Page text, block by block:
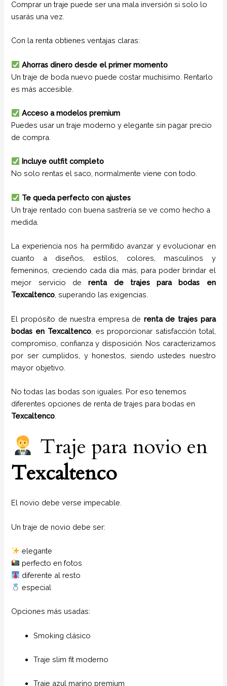
Comprar un traje puede ser una mala inversión si solo lo
usarás una vez.
Con la renta obtienes ventajas claras:
Ahorras dinero desde el primer momento
Un traje de boda nuevo puede costar muchísimo. Rentarlo
es más accesible.
Acceso a modelos premium
Puedes usar un traje moderno y elegante sin pagar precio
de compra.
Incluye outfit completo
No solo rentas el saco, normalmente viene con todo.
Te queda perfecto con ajustes
Un traje rentado con buena sastrería se ve como hecho a
medida.
La experiencia nos ha permitido avanzar y evolucionar en
cuanto a diseños, estilos, colores, masculinos y
femeninos, creciendo cada día más, para poder brindar el
mejor servicio derenta de trajes para bodas en
Texcaltenco , superando las exigencias.
El propósito de nuestra empresa de renta de trajes para
bodas en Texcaltenco, es proporcionar satisfacción total,
compromiso, confianza y disposición. Nos caracterizamos
por ser cumplidos, y honestos, siendo ustedes nuestro
mayor objetivo.
No todas las bodas son iguales. Por eso tenemos
diferentes opciones de renta de trajes para bodas en
Texcaltenco
Traje para novio en
Texcaltenco
El novio debe verse impecable.
Un traje de novio debe ser:
elegante
perfecto en fotos
diferente al resto
especial
Opciones más usadas:
Smoking clásico
Traje slim fit moderno
Traje azul marino premium